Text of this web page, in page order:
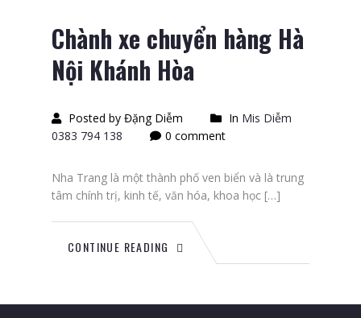
Chành xe chuyển hàng Hà
Nội Khánh Hòa
Posted by Đặng Diễm In Mis Diễm
0383 794 138
0 comment
Nha Trang là một thành phố ven biển và là trung
tâm chính trị, kinh tế, văn hóa, khoa học […]
CONTINUE READING